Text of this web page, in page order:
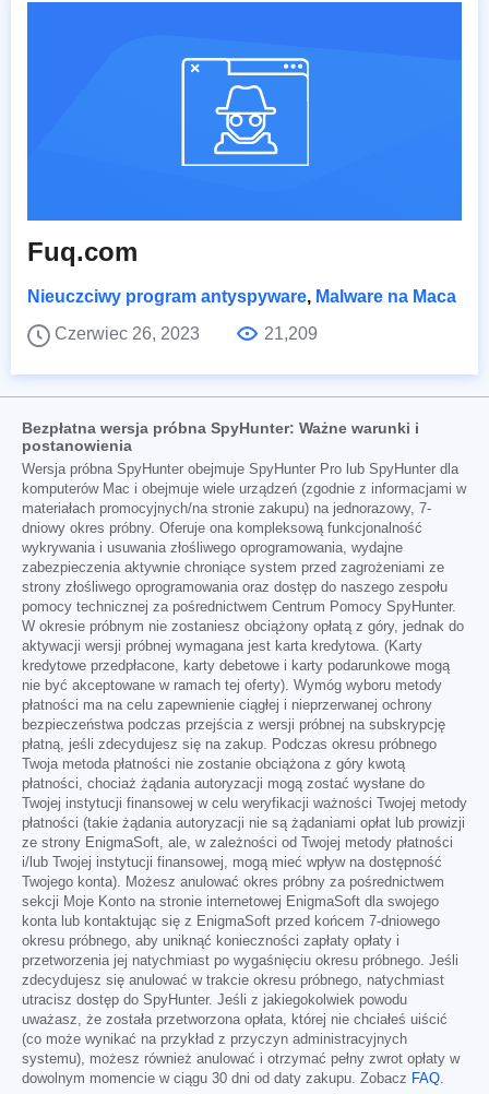
Fuq.com
Nieuczciwy program antyspyware, Malware na Maca
Czerwiec 26, 2023
21,209
Bezpłatna wersja próbna SpyHunter: Ważne warunki i
postanowienia
Wersja próbna SpyHunter obejmuje SpyHunter Pro lub SpyHunter dla
komputerów Mac i obejmuje wiele urządzeń (zgodnie z informacjami w
materiałach promocyjnych/na stronie zakupu) na jednorazowy, 7-
dniowy okres próbny. Oferuje ona kompleksową funkcjonalność
wykrywania i usuwania złośliwego oprogramowania, wydajne
zabezpieczenia aktywnie chroniące system przed zagrożeniami ze
strony złośliwego oprogramowania oraz dostęp do naszego zespołu
pomocy technicznej za pośrednictwem Centrum Pomocy SpyHunter.
W okresie próbnym nie zostaniesz obciążony opłatą z góry, jednak do
aktywacji wersji próbnej wymagana jest karta kredytowa. (Karty
kredytowe przedpłacone, karty debetowe i karty podarunkowe mogą
nie być akceptowane w ramach tej oferty). Wymóg wyboru metody
płatności ma na celu zapewnienie ciągłej i nieprzerwanej ochrony
bezpieczeństwa podczas przejścia z wersji próbnej na subskrypcję
płatną, jeśli zdecydujesz się na zakup. Podczas okresu próbnego
Twoja metoda płatności nie zostanie obciążona z góry kwotą
płatności, chociaż żądania autoryzacji mogą zostać wysłane do
Twojej instytucji finansowej w celu weryfikacji ważności Twojej metody
płatności (takie żądania autoryzacji nie są żądaniami opłat lub prowizji
ze strony EnigmaSoft, ale, w zależności od Twojej metody płatności
i/lub Twojej instytucji finansowej, mogą mieć wpływ na dostępność
Twojego konta). Możesz anulować okres próbny za pośrednictwem
sekcji Moje Konto na stronie internetowej EnigmaSoft dla swojego
konta lub kontaktując się z EnigmaSoft przed końcem 7-dniowego
okresu próbnego, aby uniknąć konieczności zapłaty opłaty i
przetworzenia jej natychmiast po wygaśnięciu okresu próbnego. Jeśli
zdecydujesz się anulować w trakcie okresu próbnego, natychmiast
utracisz dostęp do SpyHunter. Jeśli z jakiegokolwiek powodu
uważasz, że została przetworzona opłata, której nie chciałeś uiścić
(co może wynikać na przykład z przyczyn administracyjnych
systemu), możesz również anulować i otrzymać pełny zwrot opłaty w
dowolnym momencie w ciągu 30 dni od daty zakupu. Zobacz FAQ